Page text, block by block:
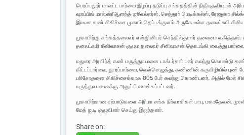
பெரம்பலூர் மாவட்ட பார்வை இழப்பு தடுப்பு சங்கதத்தின் நிதியுதவியுடன்
ஷாப்பிங் மால்,ஸ்ரீஆனந்த் ஜூவல்லர்ஸ், செந்தூர் மெடிக்கல்ஸ், ரேணுகா
இலவச கண் சிகிச்சை முகாம் தெப்பக்குளம் அருகே உள்ள தனலட்சுமி
முகாமிற்கு சங்கத்தலைவர் என்ஜினியர் செந்தில்குமார் தலைமை
தனலட்சுமி சீனிவாசன் குழும தலைவர் சீனிவாசன் தொடங்கி வைத்து
மதுரை அரவிந்த் கண் மருத்துவமனை டாக்டர்கள் பலர் கலந்து கொண்டு
கிட்டப்பார்வை, தூரப்பார்வை, வெள்ளெழுத்து, கண்ணின் கருவிழியில்
பரிசோதனை சிகிச்சைக்காக 805 பேர் கலந்து கொண்டனர். அதில் மேல்
மருத்துவமனைக்கு அனுப்பி வைக்கப்பட்டனர்.
முகாமிற்கான ஏற்பாடுகளை அரிமா சங்க நிர்வாகிகள் பாபு, மகாதேவன்,
மேத் ஐ.டி குழுவினர் செய்து இருந்தனர்.
Share on: